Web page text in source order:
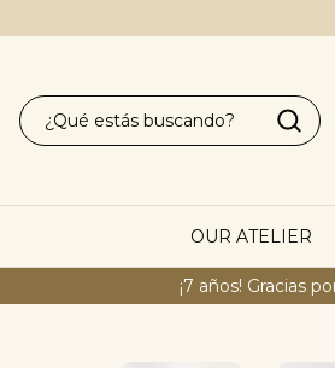
¡7 años! Gracias
OUR ATELIER